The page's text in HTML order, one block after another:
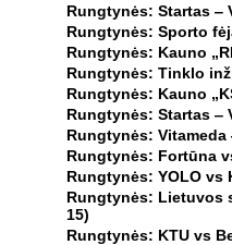
Rungtynės: Startas ‒
Rungtynės: Sporto
Rungtynės: Kauno
Rungtynės: Tinklo
Rungtynės: Kauno
Rungtynės: Startas ‒
Rungtynės: Vitameda
Rungtynės: Fortūna
Rungtynės: YOLO vs
Rungtynės: Lietuvos
15)
Rungtynės: KTU vs